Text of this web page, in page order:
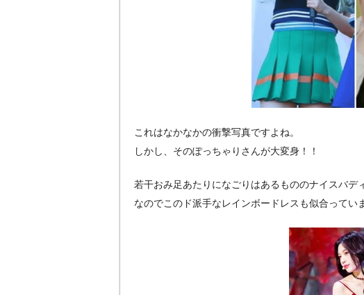
これはなかなかの衝撃写真ですよね。
しかし、そのぽっちゃりさんが大変身！！
若干おみ足あたりになごりはあるもののナイスバデ
なのでこのド派手なレインボードレスも似合ってい